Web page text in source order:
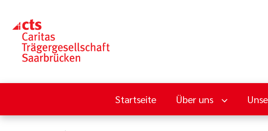
Startseite Über uns